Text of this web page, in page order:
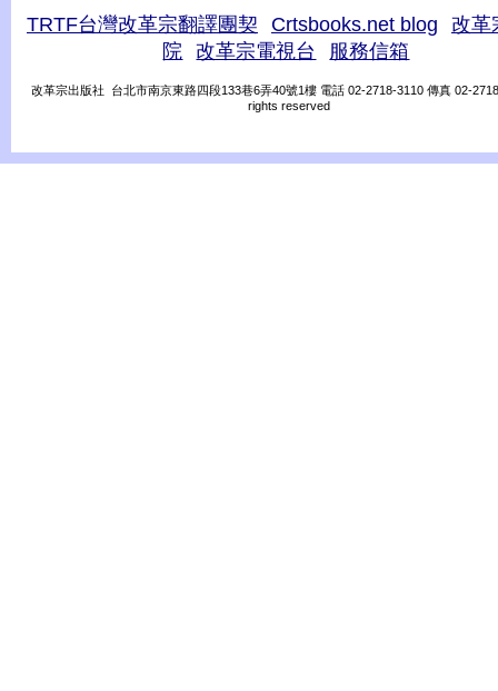
TRTF台灣改革宗翻譯團契 Crtsbooks.net blog
改革
院
改革宗電視台 服務信箱
改革宗出版社 台北市南京東路四段133巷6弄40號1樓 電話 02-2718-3110 傳真 02-
rights reserved